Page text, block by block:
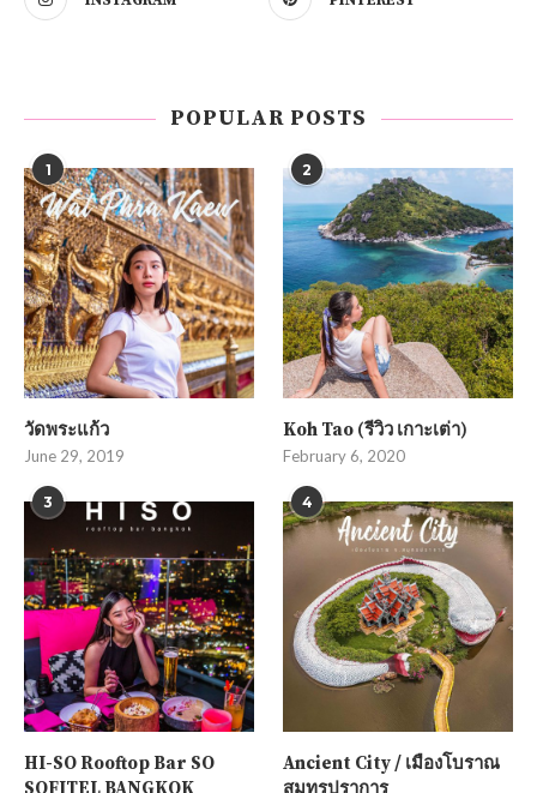
POPULAR POSTS
1
วัดพระแก้ว
June 29, 2019
2
Koh Tao (รีวิว เกาะเต่า)
February 6, 2020
3
HI-SO Rooftop Bar SO
4
Ancient City / เมืองโบราณ